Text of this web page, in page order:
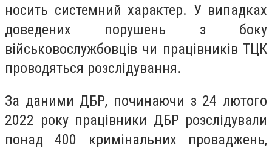
носить системний характер. У випадках
доведених порушень з боку
військовослужбовців чи працівників ТЦК
проводяться розслідування.
За даними ДБР, починаючи з 24 лютого
2022 року працівники ДБР розслідували
понад 400 кримінальних проваджень,